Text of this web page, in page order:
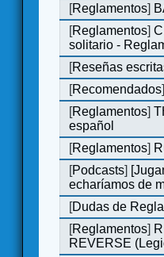
[Reglamentos]
[Reglamentos]
solitario -
[Reseñas
[Recomendados]
[Reglamentos]
español
[Reglamentos]
[Podcasts]
echaríamos de
[Dudas de
[Reglamentos]
REVERSE